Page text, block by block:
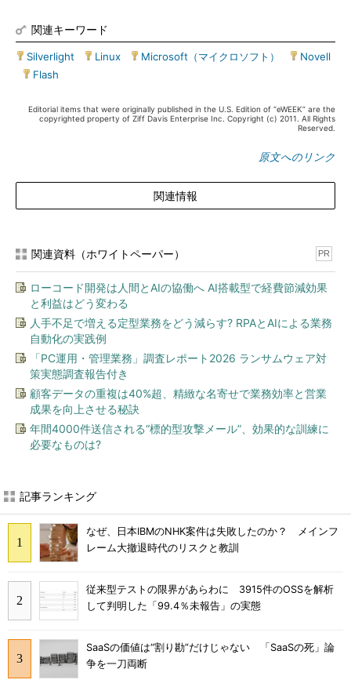
関連キーワード
Silverlight Linux Microsoft（マイクロソフト）
Novell
Flash
Editorial items that were originally published in the U.S. Edition of “eWEEK” are the
copyrighted property of Ziff Davis Enterprise Inc. Copyright (c) 2011. All Rights
Reserved.
原文へのリンク
関連情報
関連資料（ホワイトペーパー） PR
ローコード開発は人間とAIの協働へ AI搭載型で経費節減効果
と利益はどう変わる
人手不足で増える定型業務をどう減らす? RPAとAIによる業務
自動化の実践例
「PC運用・管理業務」調査レポート2026 ランサムウェア対
策実態調査報告付き
顧客データの重複は40%超、精緻な名寄せで業務効率と営業
成果を向上させる秘訣
年間4000件送信される“標的型攻撃メール”、効果的な訓練に
必要なものは?
記事ランキング
なぜ、日本IBMのNHK案件は失敗したのか？ メインフ
レーム大撤退時代のリスクと教訓
従来型テストの限界があらわに 3915件のOSSを解析
して判明した「99.4％未報告」の実態
SaaSの価値は“割り勘”だけじゃない 「SaaSの死」論
争を一刀両断